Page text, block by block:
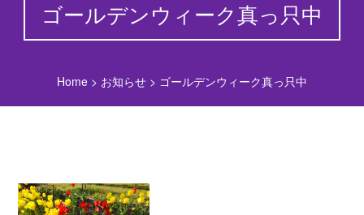
ゴールデンウィーク真っ只中
Home> お知らせ> ゴールデンウィーク真っ只中